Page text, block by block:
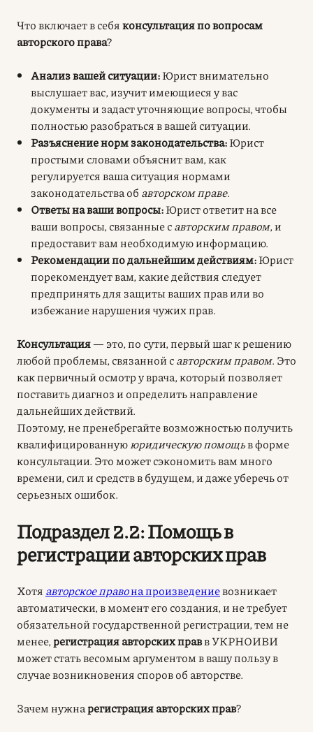
Что включает в себяконсультация по вопросам
авторского права?
Анализ вашей ситуации:Юрист внимательно
выслушает вас, изучит имеющиеся у вас
документы и задаст уточняющие вопросы, чтобы
полностью разобраться в вашей ситуации.
Разъяснение норм законодательства:Юрист
простыми словами объяснит вам, как
регулируется ваша ситуация нормами
законодательства об авторском праве.
Ответы на ваши вопросы:Юрист ответит на все
ваши вопросы, связанные савторским правом, и
предоставит вам необходимую информацию.
Рекомендации по дальнейшим действиям:Юрист
порекомендует вам, какие действия следует
предпринять для защиты ваших прав или во
избежание нарушения чужих прав.
Консультация— это, по сути, первый шаг к решению
любой проблемы, связанной савторским правом. Это
как первичный осмотр у врача, который позволяет
поставить диагноз и определить направление
дальнейших действий.
Поэтому, не пренебрегайте возможностью получить
квалифицированную юридическую помощьв форме
консультации. Это может сэкономить вам много
времени, сил и средств в будущем, и даже уберечь от
серьезных ошибок.
Подраздел 2.2: Помощь в
регистрации авторских прав
Хотя авторское правона произведениевозникает
автоматически, в момент его создания, и не требует
обязательной государственной регистрации, тем не
менее, регистрация авторских правв УКРНОИВИ
может стать весомым аргументом в вашу пользу в
случае возникновения споров об авторстве.
Зачем нужнарегистрация авторских прав?